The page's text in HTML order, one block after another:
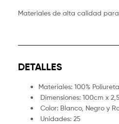
Materiales de alta calidad
DETALLES
Materiales: 100%
Dimensiones: 100cm x
Color: Blanco, Negro y
Unidades: 25